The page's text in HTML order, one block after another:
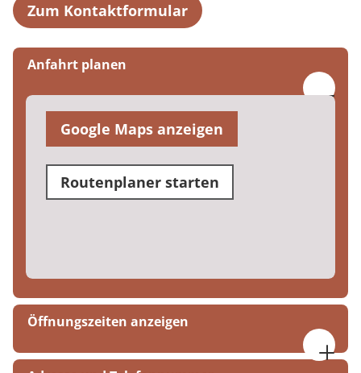
Zum Kontaktformular
Anfahrt planen
Google Maps anzeigen
Routenplaner starten
Öffnungszeiten anzeigen
Montag bis Freitag